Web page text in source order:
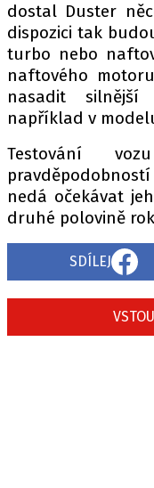
INCORP
dostal Duster
dispozici tak
turbo nebo
naftového
nasadit
například v
Testování
nedá očekávat
druhé polovině
SDÍLEJ